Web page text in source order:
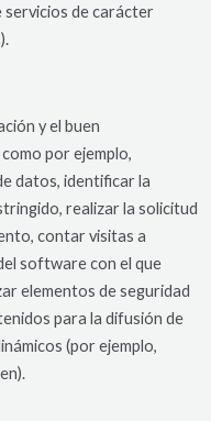
servicios de carácter
y el buen
por ejemplo,
datos, identificar la
realizar la solicitud
contar visitas a
software con el que
elementos de seguridad
para la difusión de
(por ejemplo,